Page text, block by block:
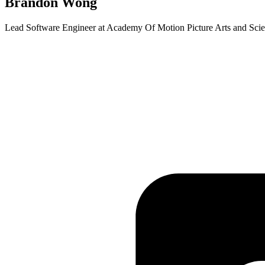
Lead Software Engineer at Academy Of Motion Picture Arts and